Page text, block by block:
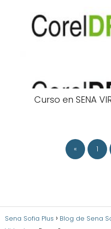
Curso en SENA
« 1
Sena Sofia Plus Blog de Sena